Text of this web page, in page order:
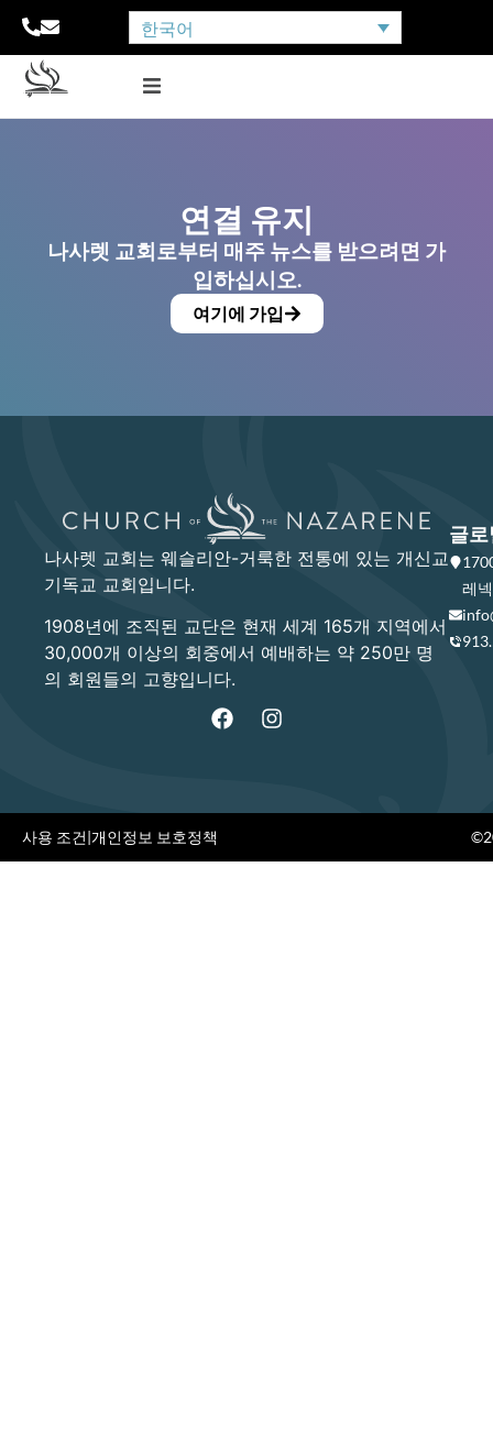
한국어
연결 유지
나사렛 교회로부터 매주 뉴스를 받으려면 가
입하십시오.
여기에 가입
나사렛 교회는 웨슬리안-거룩한 전통에 있는 개신교
기독교 교회입니다.
1908년에 조직된 교단은 현재 세계 165개 지역에서
30,000개 이상의 회중에서 예배하는 약 250만 명
의 회원들의 고향입니다.
글로
레
사용 조건|개인정보 보호정책